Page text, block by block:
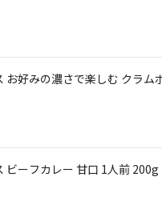
お好みの濃さで楽しむ クラム
ビーフカレー 甘口 1人前 200g